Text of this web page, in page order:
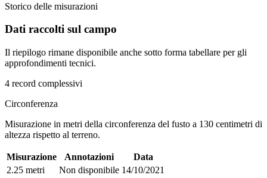
Storico delle misurazioni
Dati raccolti sul campo
Il riepilogo rimane disponibile anche sotto forma tabellare per gli
approfondimenti tecnici.
4 record complessivi
Circonferenza
Misurazione in metri della circonferenza del fusto a 130 centimetri di
altezza rispetto al terreno.
Misurazione Annotazioni
Data
2.25 metri
Non disponibile 14/10/2021